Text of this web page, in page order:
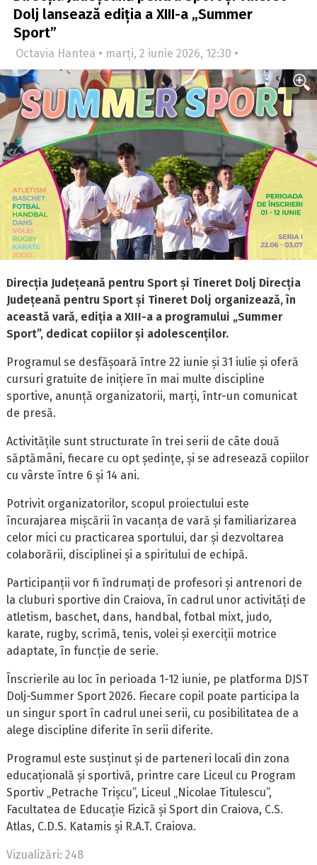
Dolj lansează ediția a XIII-a „Summer
Sport”
Octavia Hantea • marți, 2 iunie 2026, 12:30 •
Direcția Județeană pentru Sport și Tineret Dolj Direcția
Județeană pentru Sport și Tineret Dolj organizează, în
această vară, ediția a XIII-a a programului „Summer
Sport”, dedicat copiilor și adolescenților.
Programul se desfășoară între 22 iunie și 31 iulie și oferă
cursuri gratuite de inițiere în mai multe discipline
sportive, anunță organizatorii, marți, într-un comunicat
de presă.
Activitățile sunt structurate în trei serii de câte două
săptămâni, fiecare cu opt ședințe, și se adresează copiilor
cu vârste între 6 și 14 ani.
Potrivit organizatorilor, scopul proiectului este
încurajarea mișcării în vacanța de vară și familiarizarea
celor mici cu practicarea sportului, dar și dezvoltarea
colaborării, disciplinei și a spiritului de echipă.
Participanții vor fi îndrumați de profesori și antrenori de
la cluburi sportive din Craiova, în cadrul unor activități de
atletism, baschet, dans, handbal, fotbal mixt, judo,
karate, rugby, scrimă, tenis, volei și exerciții motrice
adaptate, în funcție de serie.
Înscrierile au loc în perioada 1-12 iunie, pe platforma DJST
Dolj-Summer Sport 2026. Fiecare copil poate participa la
un singur sport în cadrul unei serii, cu posibilitatea de a
alege discipline diferite în serii diferite.
Programul este susținut și de parteneri locali din zona
educațională și sportivă, printre care Liceul cu Program
Sportiv „Petrache Trișcu”, Liceul „Nicolae Titulescu”,
Facultatea de Educație Fizică și Sport din Craiova, C.S.
Atlas, C.D.S. Katamis și R.A.T. Craiova.
Vizualizări: 248